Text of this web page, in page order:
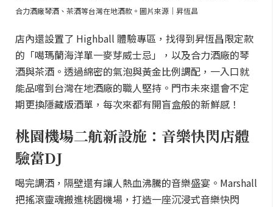
合力酒廠琴酒、茶酒等台灣在地酒款。圖片來源｜昇恆昌
店內還設置了 Highball 體驗專區，找得到昇恆昌限定款
的「噶瑪蘭海洋單一麥芽威士忌」，以及合力酒廠的琴
酒與茶酒。透過綿密的氣泡與黃金比例調配，一入口就
能品嚐到台灣在地酒廠的職人堅持。門市未來還會不定
期更換隱藏版酒單，每次來都有開盲盒般的新鮮感！
桃園機場二航新設施：音樂快閃店體
驗當DJ
喝完調酒，隔壁還有讓人熱血沸騰的音樂盛宴。Marshall
把搖滾靈魂搬進桃園機場，打造一座沉浸式音樂快閃